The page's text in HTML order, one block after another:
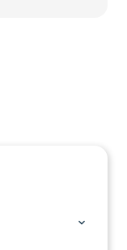
keyboard_arrow_down